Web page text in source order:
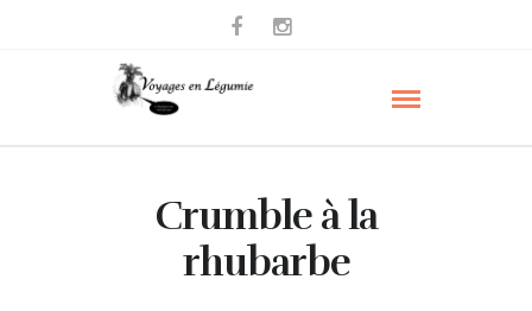
Crumble à la
rhubarbe